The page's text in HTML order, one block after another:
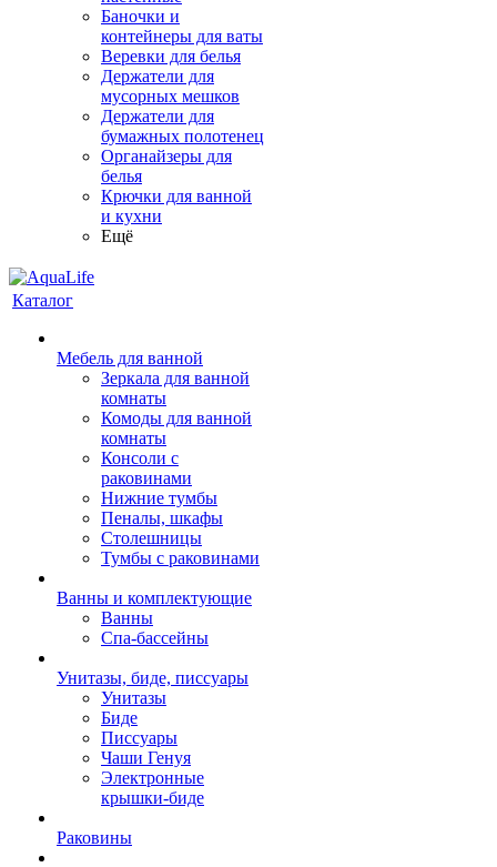
Баночки и
контейнеры для ваты
Веревки для белья
Держатели для
мусорных мешков
Держатели для
бумажных полотенец
Органайзеры для
белья
Крючки для ванной
и кухни
Ещё
Каталог
Мебель для ванной
Зеркала для ванной
комнаты
Комоды для ванной
комнаты
Консоли с
раковинами
Нижние тумбы
Пеналы, шкафы
Столешницы
Тумбы с раковинами
Ванны и комплектующие
Ванны
Спа-бассейны
Унитазы, биде, писсуары
Унитазы
Биде
Писсуары
Чаши Генуя
Электронные
крышки-биде
Раковины